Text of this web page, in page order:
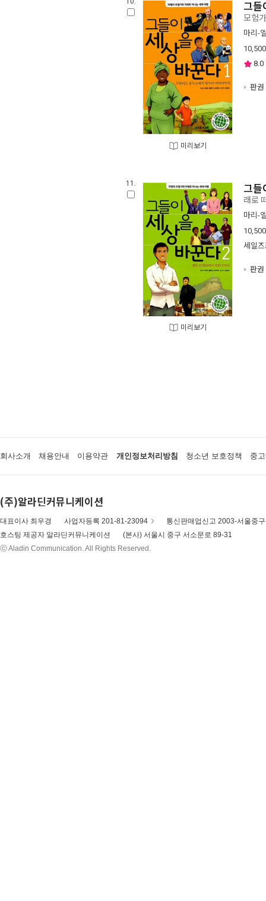
미리보기
그들
모험
마리-
10,500
8.0
판권
11.
미리보기
그들
래로
마리-
10,500
세일
판권
회사소개 채용안내 이용약관 개인정보처리방침 청소년 보호정책 중
(주)알라딘커뮤니케이션
대표이사 최우경 사업자등록 201-81-23094
통신판매업신고 2003-서울중
호스팅 제공자 알라딘커뮤니케이션
(본사) 서울시 중구 서소문로 89-31
ⓒ Aladin Communication. All Rights Reserved.